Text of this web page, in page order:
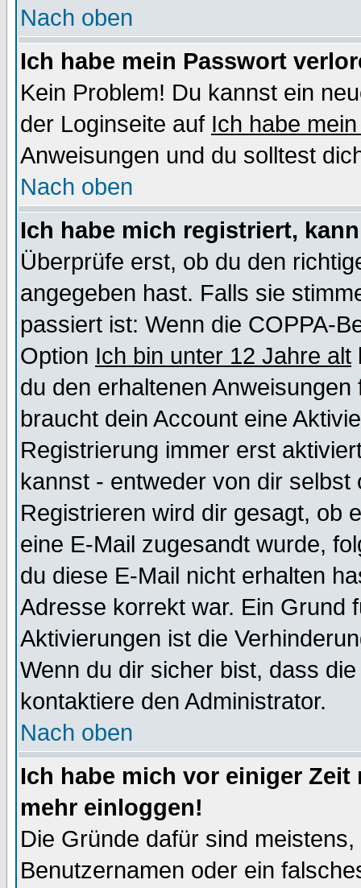
Nach oben
Ich habe mein Passwort
Kein Problem! Du kannst ein
der Loginseite auf Ich habe
Anweisungen und du solltest
Nach oben
Ich habe mich registriert,
Überprüfe erst, ob du den
angegeben hast. Falls sie
passiert ist: Wenn die COPPA-
Option Ich bin unter 12 Jahre alt
du den erhaltenen
braucht dein Account eine
Registrierung immer erst
kannst - entweder von dir selbst
Registrieren wird dir gesagt, ob
eine E-Mail zugesandt wurde,
du diese E-Mail nicht erhalten
Adresse korrekt war. Ein Grund
Aktivierungen ist die
Wenn du dir sicher bist, dass
kontaktiere den Administrator.
Nach oben
Ich habe mich vor einiger
mehr einloggen!
Die Gründe dafür sind
Benutzernamen oder ein